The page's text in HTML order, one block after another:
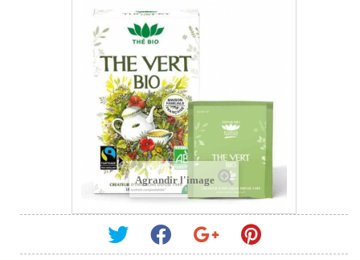
Agrandir l'image